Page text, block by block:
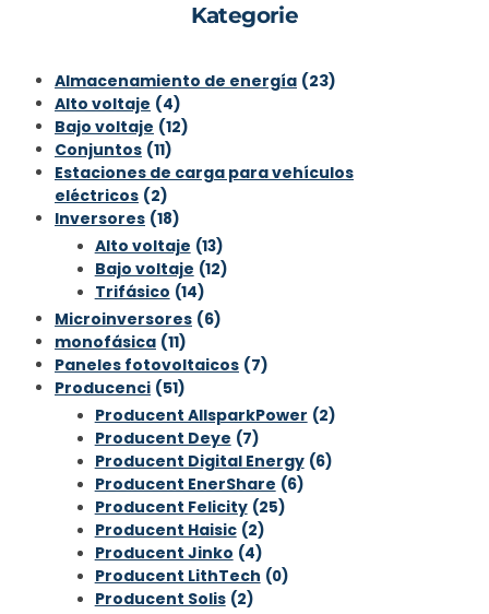
Kategorie
Almacenamiento de energía (23)
Alto voltaje (4)
Bajo voltaje (12)
Conjuntos (11)
Estaciones de carga para vehículos
eléctricos (2)
Inversores (18)
Alto voltaje (13)
Bajo voltaje (12)
Trifásico (14)
Microinversores (6)
monofásica (11)
Paneles fotovoltaicos (7)
Producenci (51)
Producent AllsparkPower (2)
Producent Deye (7)
Producent Digital Energy (6)
Producent EnerShare (6)
Producent Felicity (25)
Producent Haisic (2)
Producent Jinko (4)
Producent LithTech (0)
Producent Solis (2)